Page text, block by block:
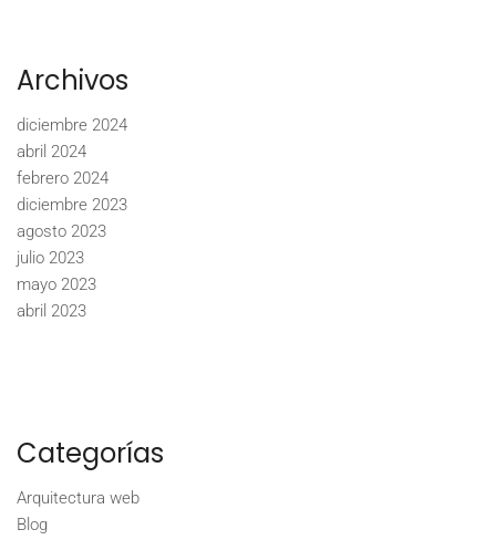
Archivos
diciembre 2024
abril 2024
febrero 2024
diciembre 2023
agosto 2023
julio 2023
mayo 2023
abril 2023
Categorías
Arquitectura web
Blog